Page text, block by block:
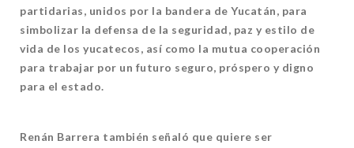
partidarias, unidos por la bandera de Yucatán, para
simbolizar la defensa de la seguridad, paz y estilo de
vida de los yucatecos, así como la mutua cooperación
para trabajar por un futuro seguro, próspero y digno
para el estado.
Renán Barrera también señaló que quiere ser